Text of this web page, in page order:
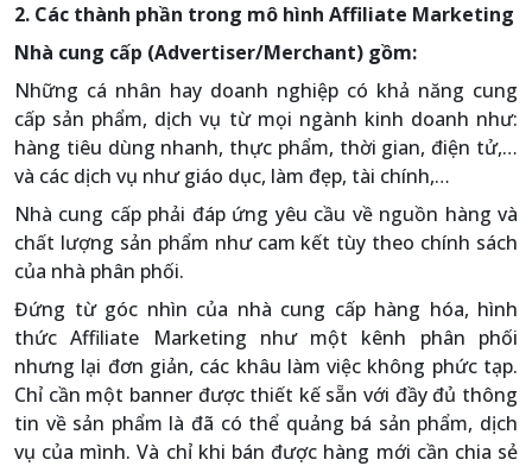
2. Các thành phần trong mô hình Affiliate Marketing
Nhà cung cấp (Advertiser/Merchant) gồm:
Những cá nhân hay doanh nghiệp có khả năng cung
cấp sản phẩm, dịch vụ từ mọi ngành kinh doanh như:
hàng tiêu dùng nhanh, thực phẩm, thời gian, điện tử,…
và các dịch vụ như giáo dục, làm đẹp, tài chính,…
Nhà cung cấp phải đáp ứng yêu cầu về nguồn hàng và
chất lượng sản phẩm như cam kết tùy theo chính sách
của nhà phân phối.
Đứng từ góc nhìn của nhà cung cấp hàng hóa, hình
thức Affiliate Marketing như một kênh phân phối
nhưng lại đơn giản, các khâu làm việc không phức tạp.
Chỉ cần một banner được thiết kế sẵn với đầy đủ thông
tin về sản phẩm là đã có thể quảng bá sản phẩm, dịch
vụ của mình. Và chỉ khi bán được hàng mới cần chia sẻ